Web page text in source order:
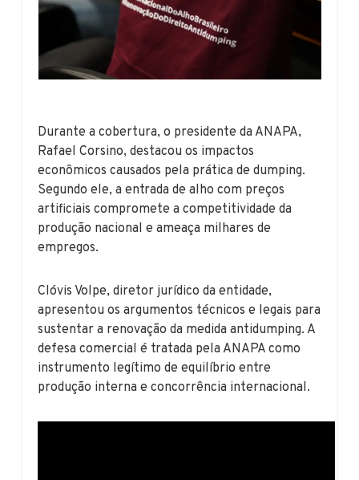
Durante a cobertura, o presidente da ANAPA,
Rafael Corsino, destacou os impactos
econômicos causados pela prática de dumping.
Segundo ele, a entrada de alho com preços
artificiais compromete a competitividade da
produção nacional e ameaça milhares de
empregos.
Clóvis Volpe, diretor jurídico da entidade,
apresentou os argumentos técnicos e legais para
sustentar a renovação da medida antidumping. A
defesa comercial é tratada pela ANAPA como
instrumento legítimo de equilíbrio entre
produção interna e concorrência internacional.